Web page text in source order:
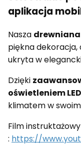
aplikacja
Nasza drewniana
piękna
ukryta w
Dzięki
oświetleniem LED
klimatem w
Film
: https://